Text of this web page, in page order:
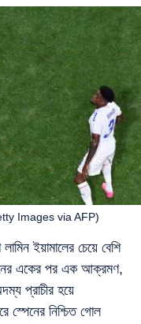
Images via AFP)
ইয়ামালের চেয়ে বেশি
একের পর এক আক্রমণ,
প্রাচীর হয়ে
স্পেনের নিশ্চিত গোল